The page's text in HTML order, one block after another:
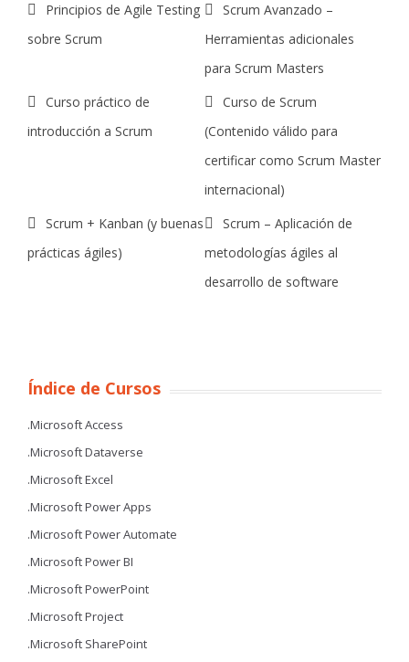
Principios de Agile Testing
sobre Scrum
Scrum Avanzado –
Herramientas adicionales
para Scrum Masters
Curso práctico de
introducción a Scrum
Curso de Scrum
(Contenido válido para
certificar como Scrum Master
internacional)
Scrum + Kanban (y buenas
prácticas ágiles)
Scrum – Aplicación de
metodologías ágiles al
desarrollo de software
Índice de Cursos
.Microsoft Access
.Microsoft Dataverse
.Microsoft Excel
.Microsoft Power Apps
.Microsoft Power Automate
.Microsoft Power BI
.Microsoft PowerPoint
.Microsoft Project
.Microsoft SharePoint